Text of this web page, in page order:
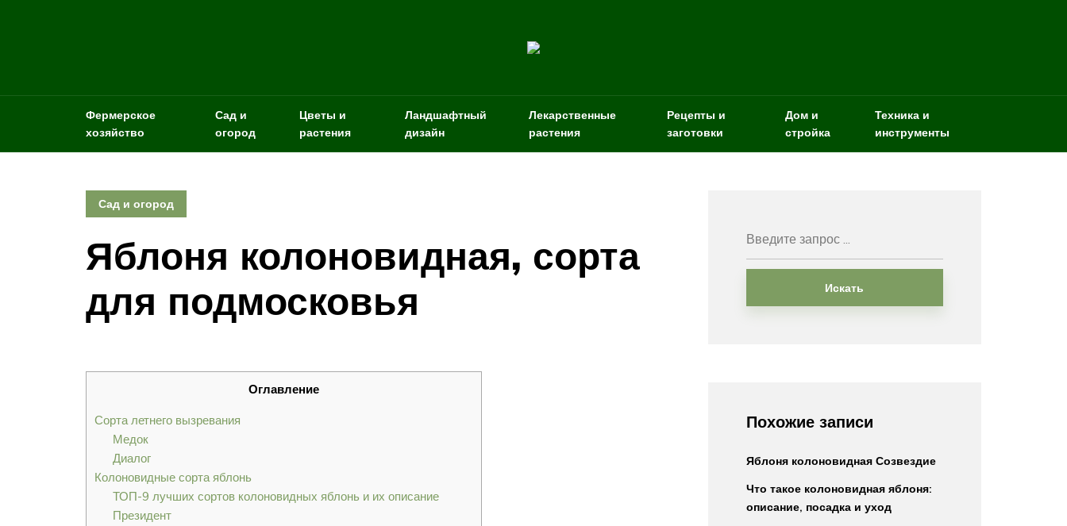
Фермерское
хозяйство
Сад и
огород
Цветы и
растения
Ландшафтный
дизайн
Лекарственные
растения
Рецепты и
заготовки
Дом и
стройка
Техника и
инструменты
Сад и огород
Яблоня колоновидная, сорта
для подмосковья
Оглавление
Сорта летнего вызревания
Медок
Диалог
Колоновидные сорта яблонь
ТОП-9 лучших сортов колоновидных яблонь и их описание
Президент
Искать
Похожие записи
Яблоня колоновидная Созвездие
Что такое колоновидная яблоня:
описание, посадка и уход